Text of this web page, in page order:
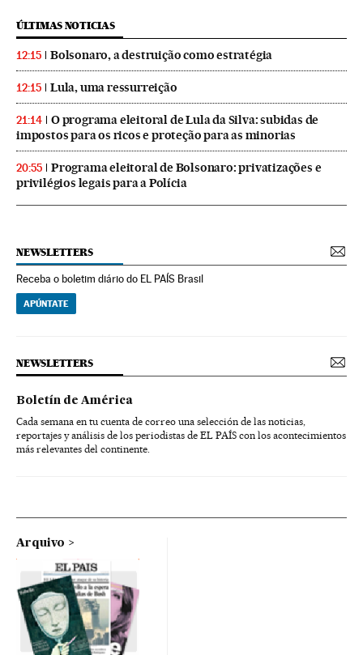
ÚLTIMAS NOTICIAS
12:15 Bolsonaro, a destruição como estratégia
12:15 Lula, uma ressurreição
21:14
O programa eleitoral de Lula da Silva: subidas de
impostos para os ricos e proteção para as minorias
20:55
Programa eleitoral de Bolsonaro: privatizações e
privilégios legais para a Polícia
NEWSLETTERS
Receba o boletim diário do EL PAÍS Brasil
APÚNTATE
NEWSLETTERS
Boletín de América
Cada semana en tu cuenta de correo una selección de las noticias,
reportajes y análisis de los periodistas de EL PAÍS con los acontecimientos
más relevantes del continente.
Arquivo